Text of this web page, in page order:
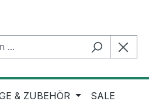
& ZUBEHÖR SALE